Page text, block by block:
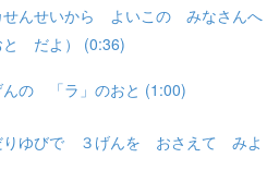
せんせいから よいこの みなさんへ
と だよ） (0:36)
んの 「ラ」のおと (1:00)
りゆびで ３げんを おさえて みよ